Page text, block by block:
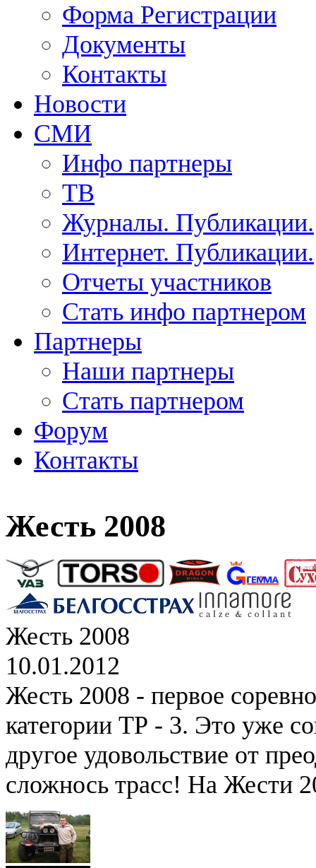
Форма Регистрации
Документы
Контакты
Новости
СМИ
Инфо партнеры
ТВ
Журналы. Публикации.
Интернет. Публикации.
Отчеты участников
Стать инфо партнером
Партнеры
Наши партнеры
Стать партнером
Форум
Контакты
Жесть 2008
Жесть 2008
10.01.2012
Жесть 2008 - первое
категории ТР - 3. Это уже
другое удовольствие от
сложнось трасс! На Жести